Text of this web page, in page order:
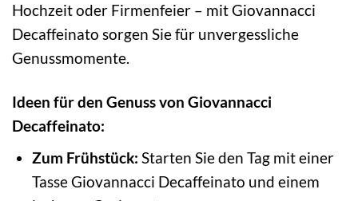
Hochzeit oder Firmenfeier – mit Giovannacci
Decaffeinato sorgen Sie für unvergessliche
Genussmomente.
Ideen für den Genuss von Giovannacci
Decaffeinato:
Zum Frühstück: Starten Sie den Tag mit einer
Tasse Giovannacci Decaffeinato und einem